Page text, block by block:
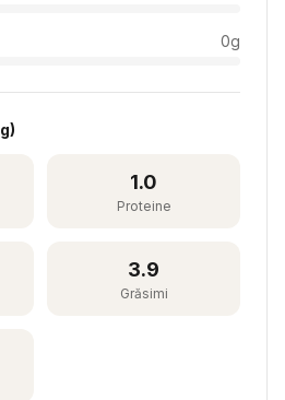
0g
g)
1.0
Proteine
3.9
Grăsimi